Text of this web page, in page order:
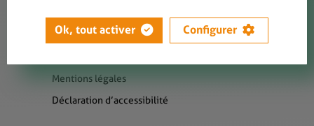
Liens utiles
Mentions légales
Déclaration d’accessibilité
Ok, tout activer Configurer